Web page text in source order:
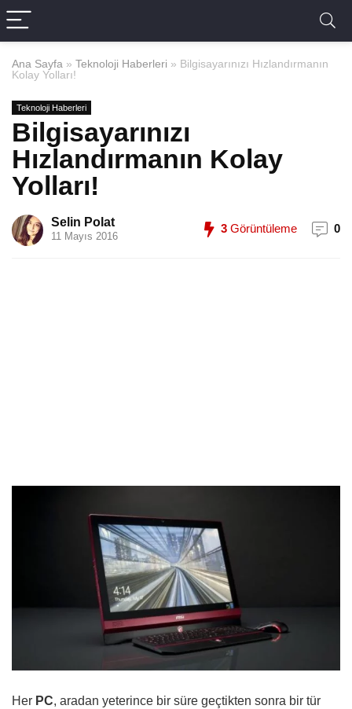
Ana Sayfa » Teknoloji Haberleri » Bilgisayarınızı Hızlandırmanın
Kolay Yolları!
Teknoloji Haberleri
Bilgisayarınızı
Hızlandırmanın Kolay
Yolları!
Selin Polat
11 Mayıs 2016
3 Görüntüleme 0
Her PC, aradan yeterince bir süre geçtikten sonra bir tür